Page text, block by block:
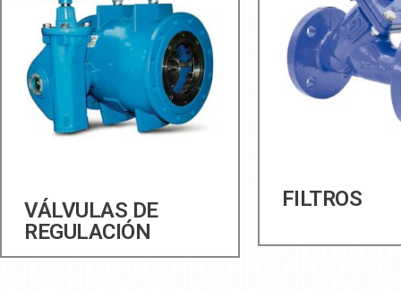
VÁLVULAS DE
REGULACIÓN
FILTROS